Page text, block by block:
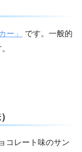
ー」
です。一般的
コレート味のサン